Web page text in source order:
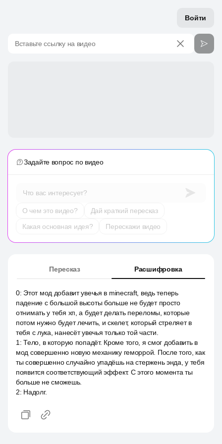
Войти
Вставьте ссылку на видео
Задайте вопрос по видео
Что вас интересует?
О чем это видео?
Дай краткий пересказ
Какая основная идея?
Перескажи видео
Пересказ Расшифровка
0: Этот мод добавит увечья в minecraft, ведь теперь
падение с большой высоты больше не будет просто
отнимать у тебя хп, а будет делать переломы, которые
потом нужно будет лечить, и скелет, который стреляет в
тебя с лука, нанесёт увечья только той части.
1 :Тело, в которую попадёт. Кроме того, я смог добавить в
мод совершенно новую механику геморрой. После того, как
ты совершенно случайно упадёшь на стержень энда, у тебя
появится соответствующий эффект. С этого момента ты
больше не сможешь.
2: Надолг.